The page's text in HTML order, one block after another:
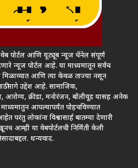
वेब पोर्टल आणि यूट्यूब न्यूज चॅनेल संपूर्ण
न्यूज पोर्टल आहे. या माध्यमातून सर्वच
मिळाव्यात आणि त्या केवळ ताज्या नसून
उद्देश आहे. सामाजिक,
आरोग्य, क्रीडा, मनोरंजन, बॉलीवूड यासह अनेक
माध्यमातुन आपल्यापर्यंत पोहचविण्यात
लोकांना विश्वासार्ह बातम्या देणारी
आम्ही या वेबपोर्टलची निर्मिती केली
धन्यवाद.